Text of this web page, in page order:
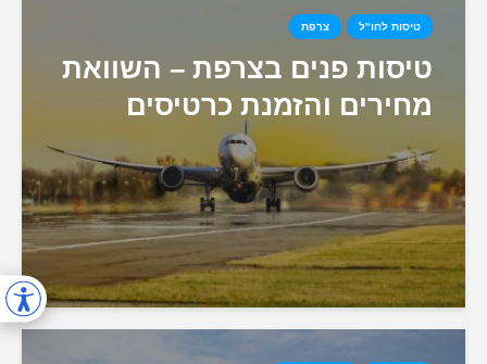
טיסות לחו"ל צרפת
טיסות פנים בצרפת – השוואת
מחירים והזמנת כרטיסים